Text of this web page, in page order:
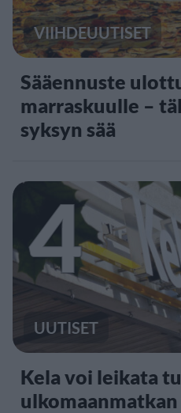
VIIHDEUUTISET
Sääennuste
marraskuulle –
syksyn sää
4
UUTISET
Kela voi leikata